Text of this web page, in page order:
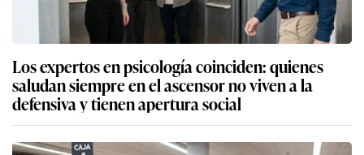
Los expertos en psicología coinciden: quienes
saludan siempre en el ascensor no viven a la
defensiva y tienen apertura social